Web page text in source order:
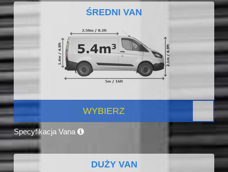
ŚREDNI VAN
WYBIERZ
Specyfikacja Vana
DUŻY VAN